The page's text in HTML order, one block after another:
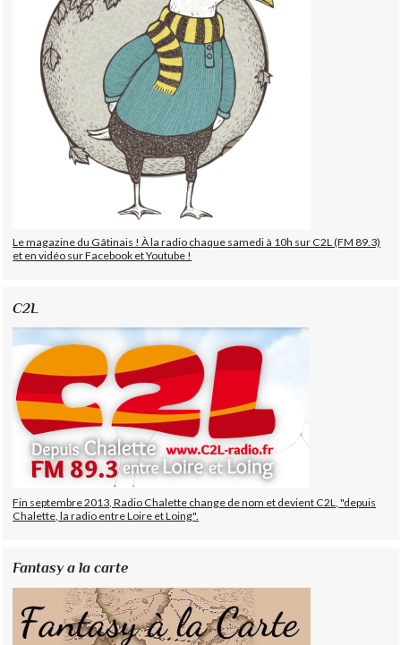
Le magazine du Gâtinais ! À la radio chaque samedi à 10h sur C2L (FM 89.3)
et en vidéo sur Facebook et Youtube !
C2L
Fin septembre 2013, Radio Chalette change de nom et devient C2L, "depuis
Chalette, la radio entre Loire et Loing".
Fantasy a la carte